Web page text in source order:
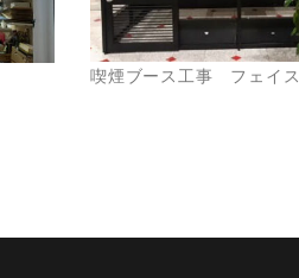
喫煙ブース工事 フェイス